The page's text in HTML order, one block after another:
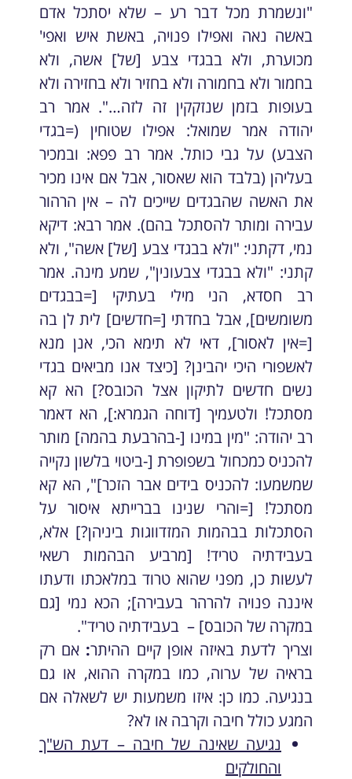
"ונשמרת מכל דבר רע – שלא יסתכל אדם
באשה נאה ואפילו פנויה, באשת איש ואפי'
מכוערת, ולא בבגדי צבע [של] אשה, ולא
בחמור ולא בחמורה ולא בחזיר ולא בחזירה ולא
בעופות בזמן שנזקקין זה לזה…". אמר רב
יהודה אמר שמואל: אפילו שטוחין (=בגדי
הצבע) על גבי כותל. אמר רב פפא: ובמכיר
בעליהן (בלבד הוא שאסור, אבל אם אינו מכיר
את האשה שהבגדים שייכים לה – אין הרהור
עבירה ומותר להסתכל בהם). אמר רבא: דיקא
נמי, דקתני: "ולא בבגדי צבע [של] אשה", ולא
קתני: "ולא בבגדי צבעונין", שמע מינה. אמר
רב חסדא, הני מילי בעתיקי [=בבגדים
משומשים], אבל בחדתי [=חדשים] לית לן בה
[=אין לאסור], דאי לא תימא הכי, אנן מנא
לאשפורי היכי יהבינן? [כיצד אנו מביאים בגדי
נשים חדשים לתיקון אצל הכובס?] הא קא
מסתכל! ולטעמיך [דוחה הגמרא:], הא דאמר
רב יהודה: "מין במינו [-בהרבעת בהמה] מותר
להכניס כמכחול בשפופרת [-ביטוי בלשון נקייה
שמשמעו: להכניס בידים אבר הזכר]", הא קא
מסתכל! [=והרי שנינו בברייתא איסור על
הסתכלות בבהמות המזדווגות ביניהן?] אלא,
בעבידתיה טריד! [מרביע הבהמות רשאי
לעשות כן, מפני שהוא טרוד במלאכתו ודעתו
איננה פנויה להרהר בעבירה]; הכא נמי [גם
במקרה של הכובס] – בעבידתיה טריד".
וצריך לדעת באיזה אופן קיים ההיתר: אם רק
בראיה של ערוה, כמו במקרה ההוא, או גם
בנגיעה. כמו כן: איזו משמעות יש לשאלה אם
המגע כולל חיבה וקרבה או לא?
נגיעה שאינה של חיבה – דעת הש"ך
והחולקים